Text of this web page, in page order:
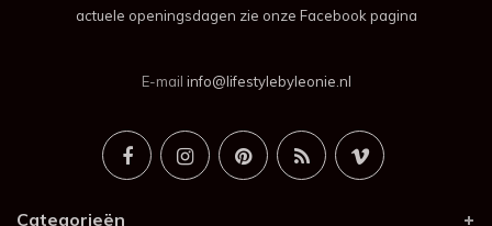
actuele openingsdagen zie onze Facebook pagina
E-mail info@lifestylebyleonie.nl
Categorieën